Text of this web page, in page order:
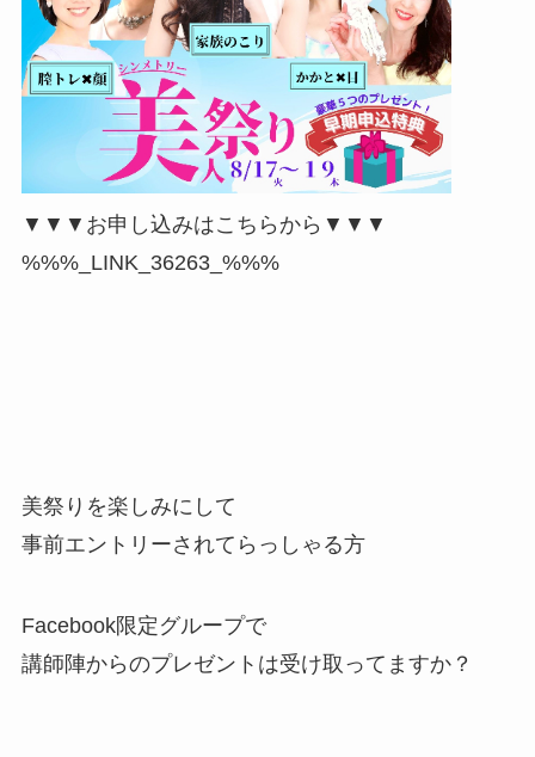
▼▼▼お申し込みはこちらから▼▼▼
%%%_LINK_36263_%%%
美祭りを楽しみにして
事前エントリーされてらっしゃる方
Facebook限定グループで
講師陣からのプレゼントは受け取ってますか？